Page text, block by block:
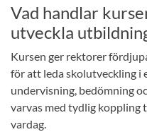
Vad handlar
utveckla
Kursen ger rektorer
för att leda skolutveckling i
undervisning, bedömning
varvas med tydlig koppling
vardag.